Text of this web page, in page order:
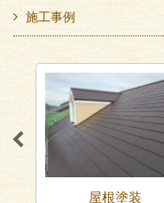
施工事例
屋根塗装